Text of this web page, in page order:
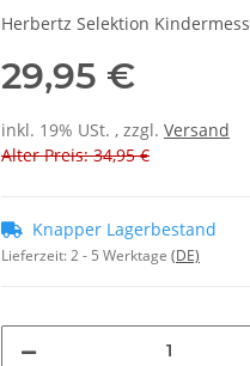
Herbertz Selektion
29,95 €
inkl. 19% USt. , zzgl. Versand
Alter Preis: 34,95 €
Knapper Lagerbestand
Lieferzeit:2 - 5 Werktage (DE)